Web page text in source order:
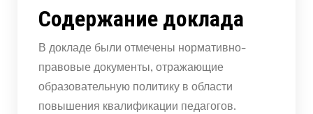
Содержание доклада
В докладе были отмечены нормативно-
правовые документы, отражающие
образовательную политику в области
повышения квалификации педагогов.